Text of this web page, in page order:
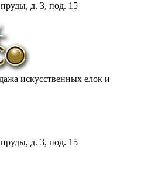
д. 3, под. 15
искусственных елок и
д. 3, под. 15